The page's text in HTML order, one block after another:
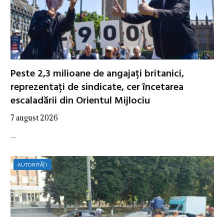
Peste 2,3 milioane de angajați britanici,
reprezentați de sindicate, cer încetarea
escaladării din Orientul Mijlociu
7 august 2026
…
AUTORITĂȚI